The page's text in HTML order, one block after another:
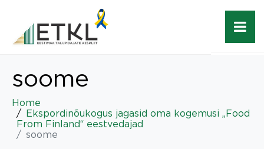
soome
Home
Ekspordinõukogus jagasid oma kogemusi „Food
From Finland“ eestvedajad
soome